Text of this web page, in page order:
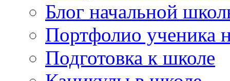
Блог начальной
Портфолио ученика
Подготовка к школе